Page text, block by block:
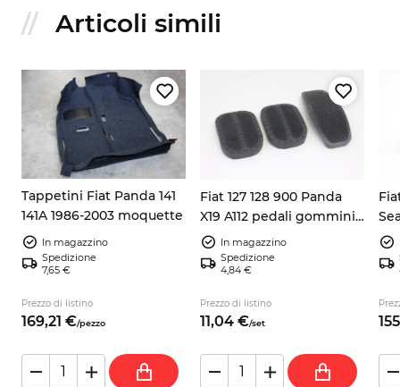
Articoli simili
Tappetini Fiat Panda 141
141A 1986-2003 moquette
In magazzino
Spedizione
7,65 €
Prezzo di listino
169,21 €/pezzo
Fiat 127 128 900 Panda
X19 A112 pedali gommini
3x In magazzino
Spedizione
4,84 €
Prezzo di listino
11,04 €/set